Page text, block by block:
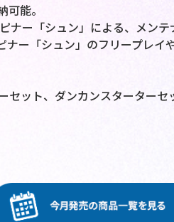
能。
ー「シュン」による、メンテ
ー「シュン」のフリープレイ
セット、ダンカンスターターセ